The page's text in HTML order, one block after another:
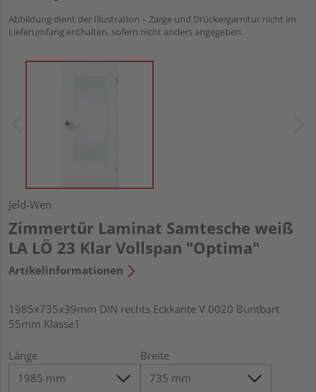
Abbildung dient der Illustration – Zarge und Drückergarnitur nicht im
Lieferumfang enthalten, sofern nicht anders angegeben.
Jeld-Wen
Zimmertür Laminat Samtesche weiß
LA LÖ 23 Klar Vollspan "Optima"
Artikelinformationen
1985x735x39mm DIN rechts Eckkante V 0020 Buntbart
55mm Klasse1
Länge Breite